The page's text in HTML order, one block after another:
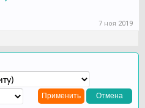
7 ноя 2019